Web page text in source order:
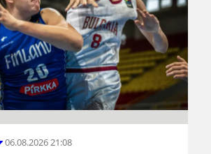
06.08.2026 21:08